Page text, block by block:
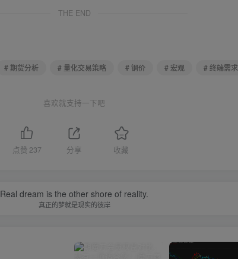
THE END
# 期货分析 # 量化交易策略 # 钢价 # 宏观 # 终端需求
喜欢就支持一下吧
点赞 237 分享 收藏
Real dream is the other shore of reality.
真正的梦就是现实的彼岸